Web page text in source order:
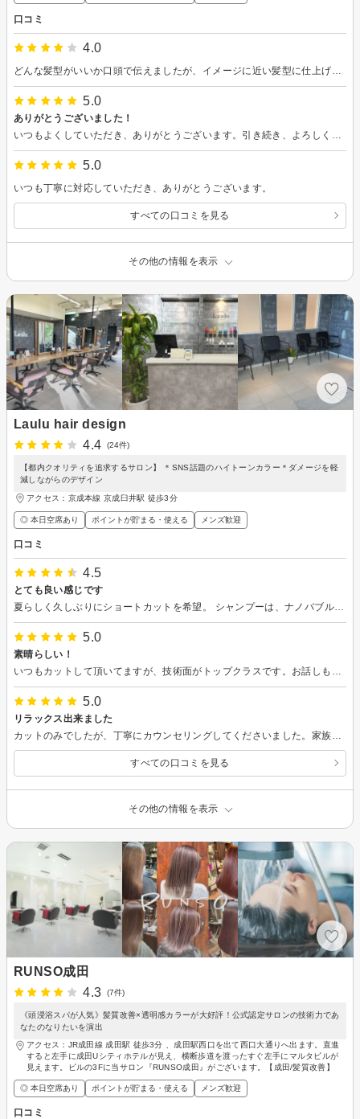
口コミ
4.0
5.0
ありがとうございました！
5.0
いつも丁寧に対応していただき、ありがとうございます。
すべての口コミを見る
その他の情報を表示
Laulu hair design
4.4
(24件)
【都内クオリティを追求するサロン】 ＊SNS話題のハイトーンカラー＊ダメージを軽
減しながらのデザイン
アクセス：京成本線 京成臼井駅 徒歩3分
◎ 本日空席あり ポイントが貯まる・使える メンズ歓迎
口コミ
4.5
とても良い感じです
夏らしく久しぶりにショートカットを希望。 シャンプーは、ナノバブルのディープクレンジングが持ち良かったです。 気さくな会話と確かなカットの技術で、とても満足のいく仕上がりでした。 店内のインテリアもシンプルでセンス良く、クーポンも使用しスムーズにお会計出来ました。 またお願いしまーす。(*^^*)
5.0
素晴らしい！
5.0
リラックス出来ました
すべての口コミを見る
その他の情報を表示
RUNSO成田
4.3
(7件)
《頭浸浴スパが人気》髪質改善×透明感カラーが大好評！公式認定サロンの技術力であ
なたのなりたいを演出
アクセス：JR成田線 成田駅 徒歩3分 、成田駅西口を出て西口大通りへ出ます。直進
すると左手に成田Uシティホテルが見え、横断歩道を渡ったすぐ左手にマルタビルが
見えます。ビルの3Fに当サロン『RUNSO成田』がございます。【成田/髪質改善】
◎ 本日空席あり ポイントが貯まる・使える メンズ歓迎
口コミ